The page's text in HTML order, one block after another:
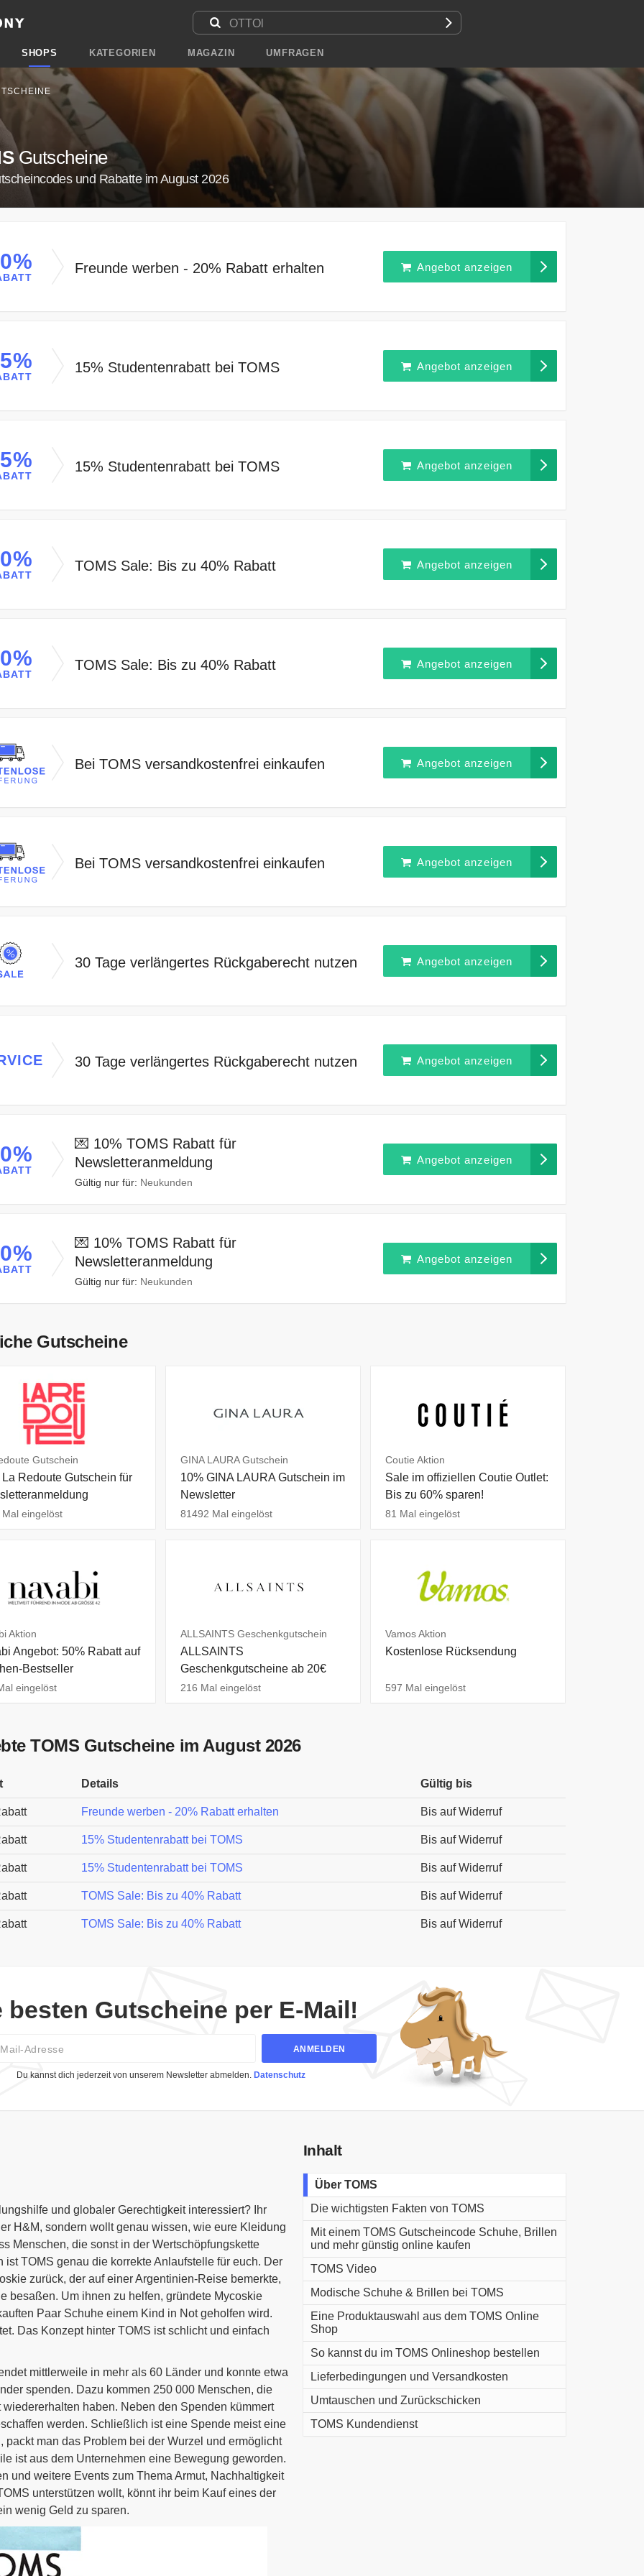
SHOPS KATEGORIEN MAGAZIN UMFRAGEN
Gutscheine
und Rabatte im August 2026
Freunde werben - 20% Rabatt erhalten Angebot anzeigen
15% Studentenrabatt bei TOMS Angebot anzeigen
15% Studentenrabatt bei TOMS Angebot anzeigen
TOMS Sale: Bis zu 40% Rabatt Angebot anzeigen
TOMS Sale: Bis zu 40% Rabatt Angebot anzeigen
Bei TOMS versandkostenfrei einkaufen Angebot anzeigen
Bei TOMS versandkostenfrei einkaufen Angebot anzeigen
30 Tage verlängertes Rückgaberecht nutzen Angebot anzeigen
30 Tage verlängertes Rückgaberecht nutzen Angebot anzeigen
💌 10% TOMS Rabatt für
Newsletteranmeldung
Gültig nur für: Neukunden
Angebot anzeigen
💌 10% TOMS Rabatt für
Newsletteranmeldung
Gültig nur für: Neukunden
Angebot anzeigen
Gutscheine
Gutschein
La Redoute Gutschein für
eingelöst
GINA LAURA Gutschein
10% GINA LAURA Gutschein im
Newsletter
81492 Mal eingelöst
Coutie Aktion
Sale im offiziellen Coutie Outlet:
Bis zu 60% sparen!
81 Mal eingelöst
Aktion
Angebot: 50% Rabatt auf
Bestseller
eingelöst
ALLSAINTS Geschenkgutschein
ALLSAINTS
Geschenkgutscheine ab 20€
216 Mal eingelöst
Vamos Aktion
Kostenlose Rücksendung
597 Mal eingelöst
TOMS Gutscheine im August 2026
Details Gültig bis
Freunde werben - 20% Rabatt erhalten Bis auf Widerruf
15% Studentenrabatt bei TOMS Bis auf Widerruf
15% Studentenrabatt bei TOMS Bis auf Widerruf
TOMS Sale: Bis zu 40% Rabatt Bis auf Widerruf
TOMS Sale: Bis zu 40% Rabatt Bis auf Widerruf
besten Gutscheine per E-Mail!
ANMELDEN
Du kannst dich jederzeit von unserem Newsletter abmelden. Datenschutz
Inhalt
Über TOMS
Die wichtigsten Fakten von TOMS
Mit einem TOMS Gutscheincode Schuhe, Brillen
und mehr günstig online kaufen
TOMS Video
Modische Schuhe & Brillen bei TOMS
Eine Produktauswahl aus dem TOMS Online
Shop
So kannst du im TOMS Onlineshop bestellen
Lieferbedingungen und Versandkosten
Umtauschen und Zurückschicken
TOMS Kundendienst
und globaler Gerechtigkeit interessiert? Ihr
H&M, sondern wollt genau wissen, wie eure Kleidung
Menschen, die sonst in der Wertschöpfungskette
TOMS genau die korrekte Anlaufstelle für euch. Der
zurück, der auf einer Argentinien-Reise bemerkte,
besaßen. Um ihnen zu helfen, gründete Mycoskie
Paar Schuhe einem Kind in Not geholfen wird.
Das Konzept hinter TOMS ist schlicht und einfach
mittlerweile in mehr als 60 Länder und konnte etwa
spenden. Dazu kommen 250 000 Menschen, die
haben. Neben den Spenden kümmert
werden. Schließlich ist eine Spende meist eine
man das Problem bei der Wurzel und ermöglicht
ist aus dem Unternehmen eine Bewegung geworden.
und weitere Events zum Thema Armut, Nachhaltigkeit
unterstützen wollt, könnt ihr beim Kauf eines der
wenig Geld zu sparen.